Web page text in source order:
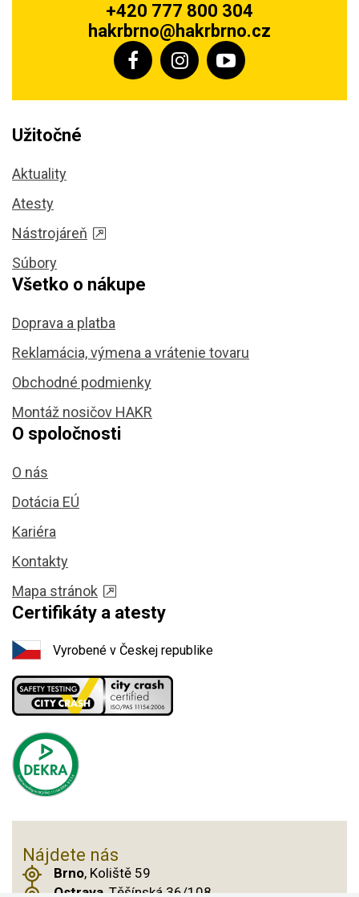
+420 777 800 304
hakrbrno@hakrbrno.cz
Užitočné
Aktuality
Atesty
Nástrojáreň
Súbory
Všetko o nákupe
Doprava a platba
Reklamácia, výmena a vrátenie tovaru
Obchodné podmienky
Montáž nosičov HAKR
O spoločnosti
O nás
Dotácia EÚ
Kariéra
Kontakty
Mapa stránok
Certifikáty a atesty
Vyrobené v Českej republike
Nájdete nás
Brno, Koliště 59
Ostrava, Těšínská 36/108